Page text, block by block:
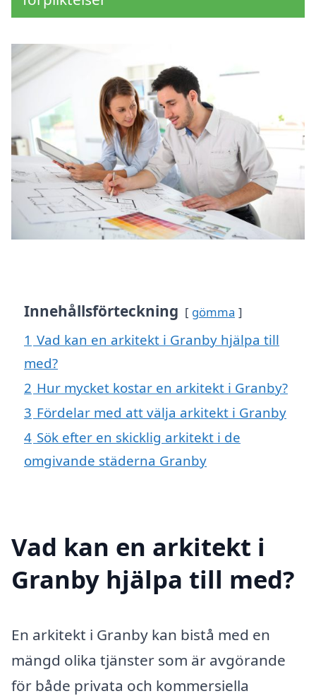
Innehållsförteckning gömma
1 Vad kan en arkitekt i Granby hjälpa till
med?
2 Hur mycket kostar en arkitekt i Granby?
3 Fördelar med att välja arkitekt i Granby
4 Sök efter en skicklig arkitekt i de
omgivande städerna Granby
Vad kan en arkitekt i
Granby hjälpa till med?
En arkitekt i Granby kan bistå med en
mängd olika tjänster som är avgörande
för både privata och kommersiella